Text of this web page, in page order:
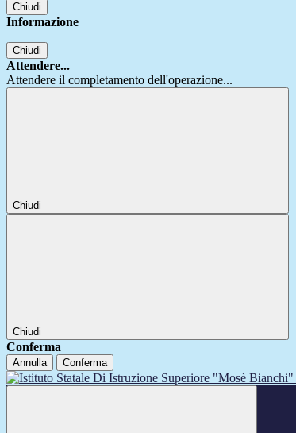
Chiudi
Informazione
Chiudi
Attendere...
Attendere il completamento dell'operazione...
Chiudi
Chiudi
Conferma
Annulla Conferma